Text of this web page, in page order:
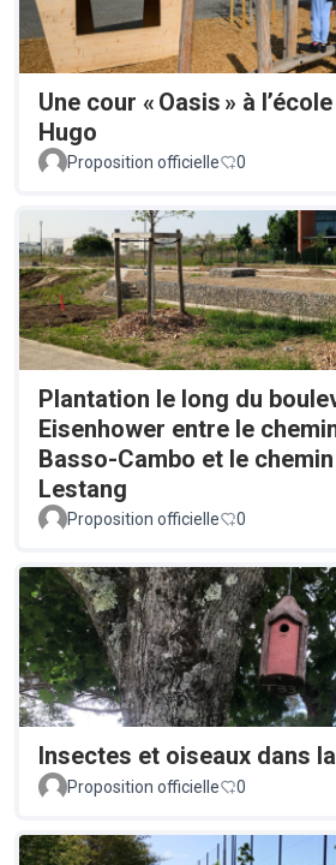
Une cour « Oasis » à
Hugo
Proposition officielle 0
Plantation le long du
Eisenhower entre le
Basso-Cambo et le
Lestang
Proposition officielle 0
Insectes et oiseaux dans
Proposition officielle
0